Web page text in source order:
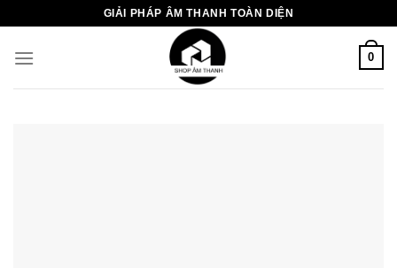
nội
GIẢI PHÁP ÂM THANH TOÀN DIỆN
0